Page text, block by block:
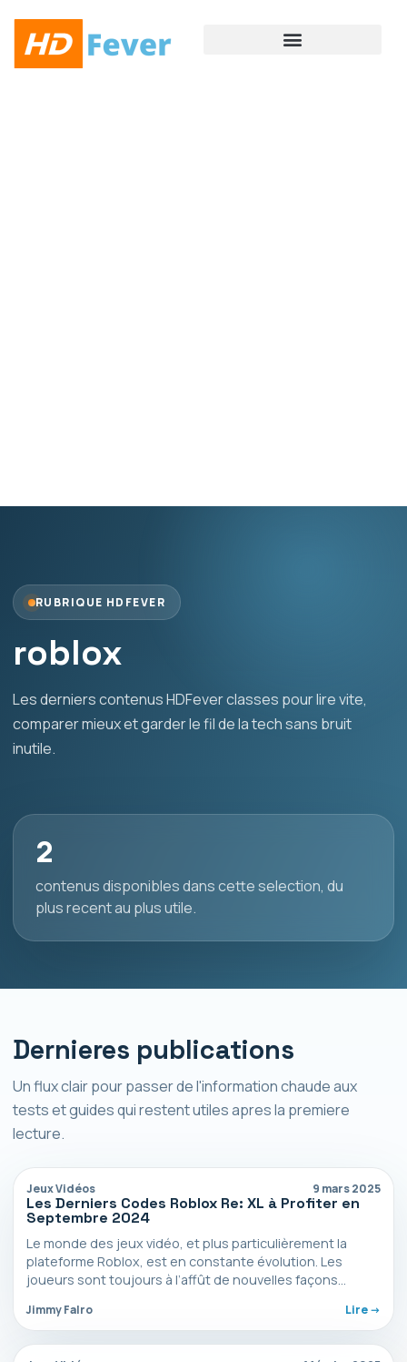
RUBRIQUE HDFEVER
roblox
Les derniers contenus HDFever classes pour lire vite,
comparer mieux et garder le fil de la tech sans bruit
inutile.
2
contenus disponibles dans cette selection, du
plus recent au plus utile.
Dernieres publications
Un flux clair pour passer de l'information chaude aux
tests et guides qui restent utiles apres la premiere
lecture.
Jeux Vidéos 9 mars 2025
Les Derniers Codes Roblox Re: XL à Profiter en
Septembre 2024
Le monde des jeux vidéo, et plus particulièrement la
plateforme Roblox, est en constante évolution. Les
joueurs sont toujours à l’affût de nouvelles façons…
Jimmy Falro Lire ->